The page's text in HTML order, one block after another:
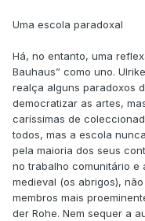
Uma escola paradoxal
Há, no entanto, uma
Bauhaus” como uno.
realça alguns paradoxos
democratizar as artes,
caríssimas de
todos, mas a escola
pela maioria dos seus
no trabalho comunitário e
medieval (os abrigos),
membros mais
der Rohe. Nem sequer a